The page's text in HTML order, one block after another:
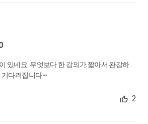
만 공제하고 싶다는데, 해도 될까요?
사업소득자(3.3%) 계약 유효성
1개월 전 사직서 제출 의무, 반드시 지켜야 하
있네요. 무엇보다 한 강의가 짧아서 완강하
기다려집니다~
2